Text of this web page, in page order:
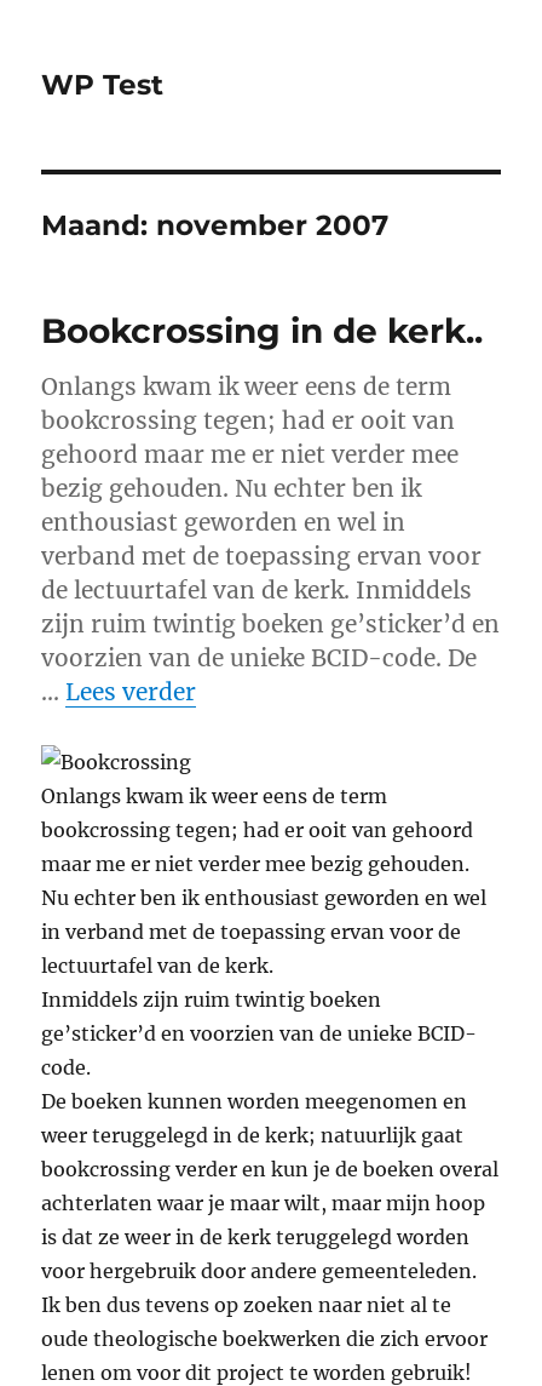
WP Test
Maand: november 2007
Bookcrossing in de kerk..
Onlangs kwam ik weer eens de term
bookcrossing tegen; had er ooit van
gehoord maar me er niet verder mee
bezig gehouden. Nu echter ben ik
enthousiast geworden en wel in
verband met de toepassing ervan voor
de lectuurtafel van de kerk. Inmiddels
zijn ruim twintig boeken ge’sticker’d en
voorzien van de unieke BCID-code. De
… Lees verder“Bookcrossing in de kerk..”
Onlangs kwam ik weer eens de term
bookcrossing tegen; had er ooit van gehoord
maar me er niet verder mee bezig gehouden.
Nu echter ben ik enthousiast geworden en wel
in verband met de toepassing ervan voor de
lectuurtafel van de kerk.
Inmiddels zijn ruim twintig boeken
ge’sticker’d en voorzien van de unieke BCID-
code.
De boeken kunnen worden meegenomen en
weer teruggelegd in de kerk; natuurlijk gaat
bookcrossing verder en kun je de boeken overal
achterlaten waar je maar wilt, maar mijn hoop
is dat ze weer in de kerk teruggelegd worden
voor hergebruik door andere gemeenteleden.
Ik ben dus tevens op zoeken naar niet al te
oude theologische boekwerken die zich ervoor
lenen om voor dit project te worden gebruik!